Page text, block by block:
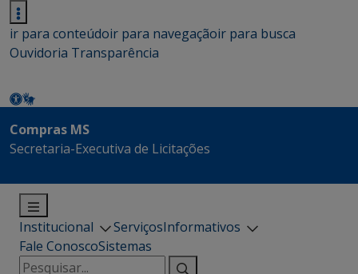
ir para conteúdoir para navegaçãoir para busca
Ouvidoria Transparência
Compras MS
Secretaria-Executiva de Licitações
Institucional ServiçosInformativos
Fale ConoscoSistemas
Pesquisar